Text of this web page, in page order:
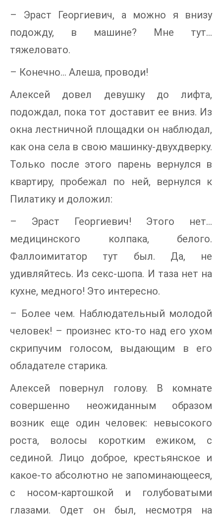
– Эраст Георгиевич, а можно я внизу
подожду, в машине? Мне тут…
тяжеловато.
– Конечно… Алеша, проводи!
Алексей довел девушку до лифта,
подождал, пока тот доставит ее вниз. Из
окна лестничной площадки он наблюдал,
как она села в свою машинку-двухдверку.
Только после этого парень вернулся в
квартиру, пробежал по ней, вернулся к
Пилатику и доложил:
– Эраст Георгиевич! Этого нет…
медицинского колпака, белого.
Фаллоимитатор тут был. Да, не
удивляйтесь. Из секс-шопа. И таза нет на
кухне, медного! Это интересно.
– Более чем. Наблюдательный молодой
человек! – произнес кто-то над его ухом
скрипучим голосом, выдающим в его
обладателе старика.
Алексей повернул голову. В комнате
совершенно неожиданным образом
возник еще один человек: невысокого
роста, волосы коротким ежиком, с
сединой. Лицо доброе, крестьянское и
какое-то абсолютно не запоминающееся,
с носом-картошкой и голубоватыми
глазами. Одет он был, несмотря на